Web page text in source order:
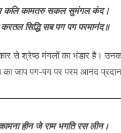
कलि कामतरु सकल सुमंगल कंद।
सिद्धि सब पग पग परमानंद॥
से श्रेष्ठ मंगलों का भंडार है।
का जाप पग-पग पर परम आनंद
हीन जे राम भगति रस लीन।